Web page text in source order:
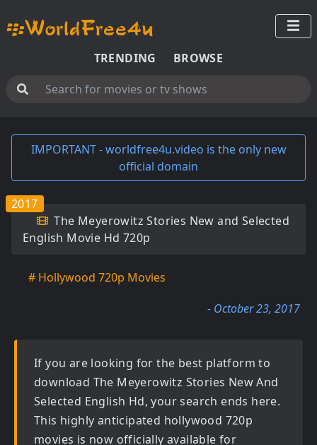
TRENDING BROWSE
IMPORTANT - worldfree4u.video is the only new
official domain
The Meyerowitz Stories New and Selected
English Movie Hd 720p
2017
# Hollywood 720p Movies
- October 23, 2017
If you are looking for the best platform to
download The Meyerowitz Stories New And
Selected English Hd, your search ends here.
This highly anticipated hollywood 720p
movies is now officially available for